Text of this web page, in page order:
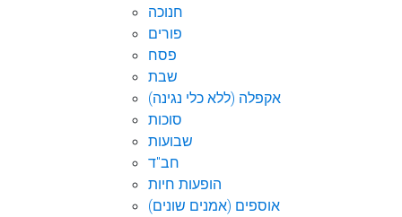
חנוכה
פורים
פסח
שבת
אקפלה (ללא כלי נגינה)
סוכות
שבועות
חב"ד
הופעות חיות
אוספים (אמנים שונים)